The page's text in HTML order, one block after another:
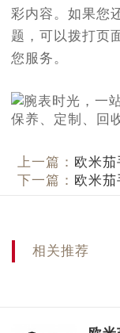
彩内容。如果您
题，可以拨打页
您服务。
上一篇： 欧米
下一篇： 欧米
相关推荐